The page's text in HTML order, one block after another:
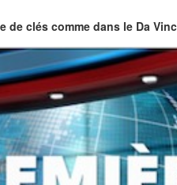
de clés comme dans le Da